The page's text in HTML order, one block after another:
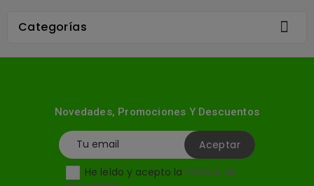
Categorías 
Novedades, Promociones Y Descuentos
He leído y acepto la Política de